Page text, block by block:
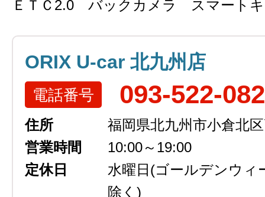
ＥＴＣ2.0 バックカメラ スマート
ORIX U-car 北九州店
電話番号 093-522-
住所
福岡県北九州市小倉北
営業時間
10:00～19:00
定休日
水曜日 (ゴールデンウィ
除く)